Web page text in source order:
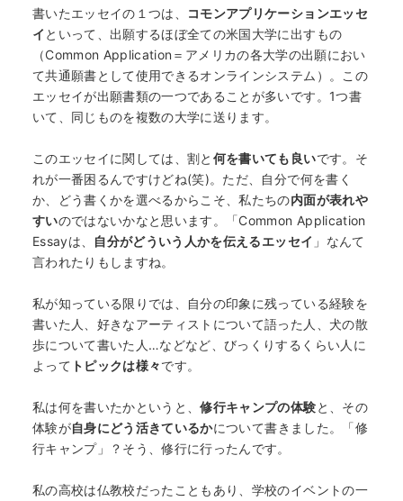
書いたエッセイの１つは、
コモンアプリケーションエッセ
イ といって、出願するほぼ全ての米国大学に出すもの
（Common Application＝アメリカの各大学の出願におい
て共通願書として使用できるオンラインシステム）。この
エッセイが出願書類の一つであることが多いです。1つ書
いて、同じものを複数の大学に送ります。
このエッセイに関しては、割と 何を書いても良いです。そ
れが一番困るんですけどね(笑)。ただ、自分で何を書く
か、どう書くかを選べるからこそ、私たちの内面が表れや
すいのではないかなと思います。「Common Application
Essayは、
自分がどういう人かを伝えるエッセイ 」なんて
言われたりもしますね。
私が知っている限りでは、自分の印象に残っている経験を
書いた人、好きなアーティストについて語った人、犬の散
歩について書いた人…などなど、びっくりするくらい人に
よって トピックは様々です。
私は何を書いたかというと、修行キャンプの体験と、その
体験が自身にどう活きているかについて書きました。「修
行キャンプ」？そう、修行に行ったんです。
私の高校は仏教校だったこともあり、学校のイベントの一